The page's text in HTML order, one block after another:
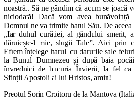
noastră.. Să ne gândim că acum se joacă
niciodată! Dacă vom avea bunăvoință
Domnul ne va trimite harul Său. De
„Iar duhul curăției, al gândului smerit,
dăruiește-l mie, slugii Tale”. Aici prin
Efrem înțelege harul, cu darurile sale
la Bunul Dumnezeu și după baia
învrednici de bucuria Învierii, la fel ca
Sfinții Apostoli ai lui Hristos, amin!
Preotul Sorin Croitoru de la Mantova